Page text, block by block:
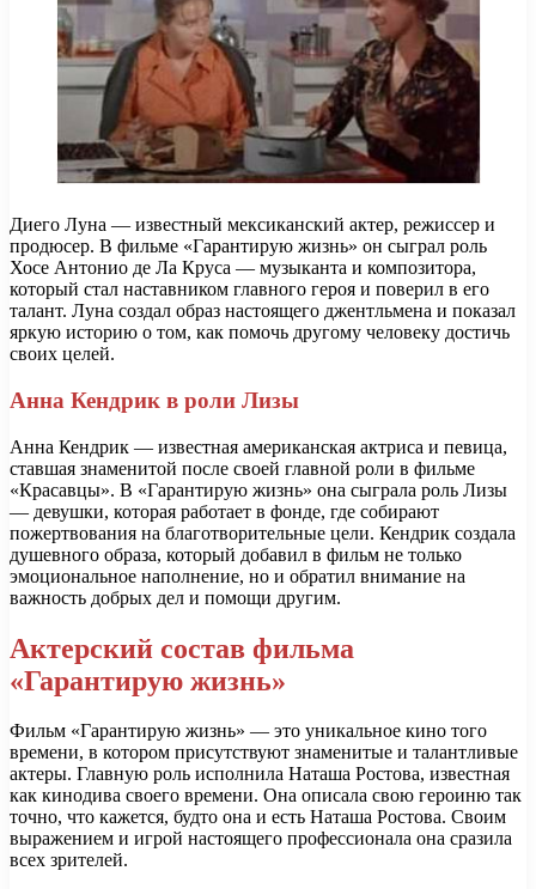
Диего Луна — известный мексиканский актер, режиссер и
продюсер. В фильме «Гарантирую жизнь» он сыграл роль
Хосе Антонио де Ла Круса — музыканта и композитора,
который стал наставником главного героя и поверил в его
талант. Луна создал образ настоящего джентльмена и показал
яркую историю о том, как помочь другому человеку достичь
своих целей.
Анна Кендрик в роли Лизы
Анна Кендрик — известная американская актриса и певица,
ставшая знаменитой после своей главной роли в фильме
«Красавцы». В «Гарантирую жизнь» она сыграла роль Лизы
— девушки, которая работает в фонде, где собирают
пожертвования на благотворительные цели. Кендрик создала
душевного образа, который добавил в фильм не только
эмоциональное наполнение, но и обратил внимание на
важность добрых дел и помощи другим.
Актерский состав фильма
«Гарантирую жизнь»
Фильм «Гарантирую жизнь» — это уникальное кино того
времени, в котором присутствуют знаменитые и талантливые
актеры. Главную роль исполнила Наташа Ростова, известная
как кинодива своего времени. Она описала свою героиню так
точно, что кажется, будто она и есть Наташа Ростова. Своим
выражением и игрой настоящего профессионала она сразила
всех зрителей.